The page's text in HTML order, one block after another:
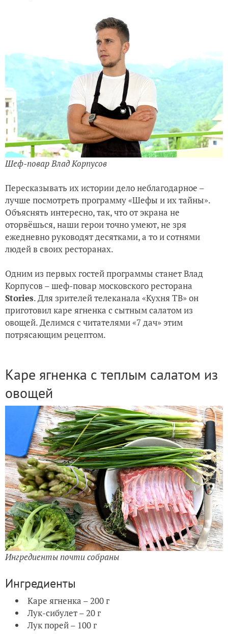
Шеф-повар Влад Корпусов
Пересказывать их истории дело неблагодарное –
лучше посмотреть программу «Шефы и их тайны».
Объяснять интересно, так, что от экрана не
оторвёшься, наши герои точно умеют, не зря
ежедневно руководят десятками, а то и сотнями
людей в своих ресторанах.
Одним из первых гостей программы станет Влад
Корпусов – шеф-повар московского ресторана
Stories. Для зрителей телеканала «Кухня ТВ» он
приготовил каре ягненка с сытным салатом из
овощей. Делимся с читателями «7 дач» этим
потрясающим рецептом.
Каре ягненка с теплым салатом из
овощей
Ингредиенты почти собраны
Ингредиенты
Каре ягненка – 200 г
Лук-сибулет – 20 г
Лук порей – 100 г